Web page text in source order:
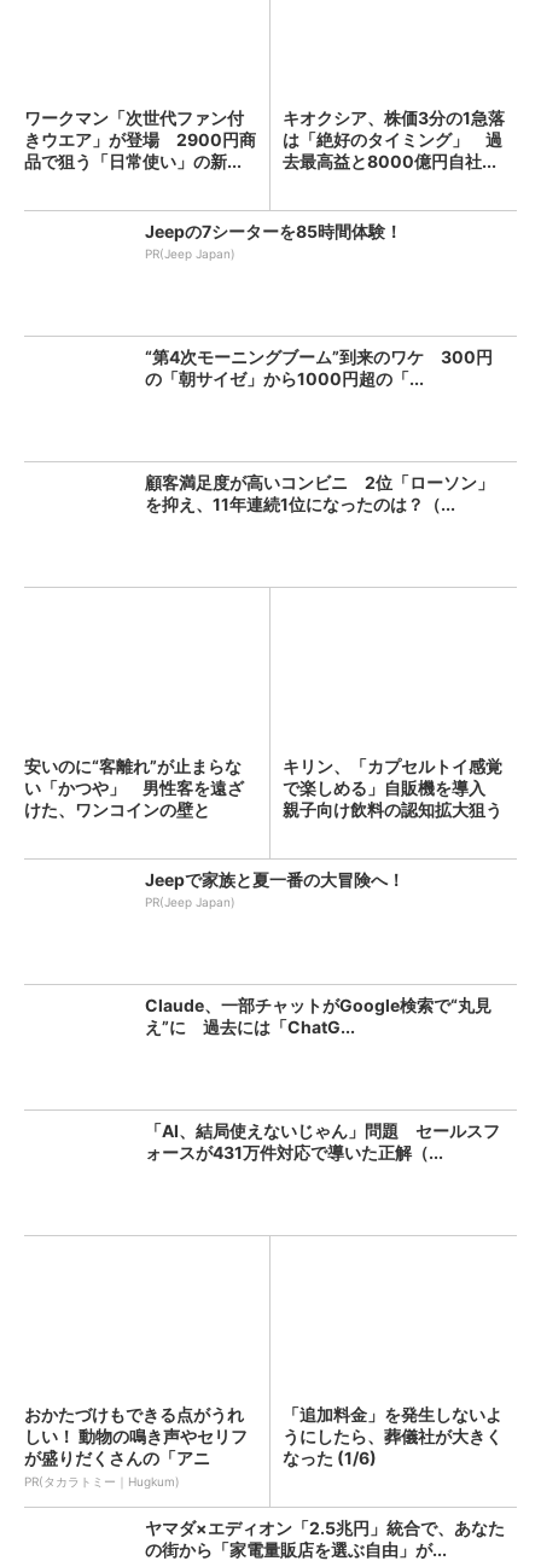
ワークマン「次世代ファン付
きウエア」が登場 2900円商
品で狙う「日常使い」の新...
キオクシア、株価3分の1急落
は「絶好のタイミング」 過
去最高益と8000億円自社...
Jeepの7シーターを85時間体験！
PR(Jeep Japan)
“第4次モーニングブーム”到来のワケ 300円
の「朝サイゼ」から1000円超の「...
顧客満足度が高いコンビニ 2位「ローソン」
を抑え、11年連続1位になったのは？（...
安いのに“客離れ”が止まらな
い「かつや」 男性客を遠ざ
けた、ワンコインの壁と
キリン、「カプセルトイ感覚
で楽しめる」自販機を導入
親子向け飲料の認知拡大狙う
Jeepで家族と夏一番の大冒険へ！
PR(Jeep Japan)
Claude、一部チャットがGoogle検索で“丸見
え”に 過去には「ChatG...
「AI、結局使えないじゃん」問題 セールスフ
ォースが431万件対応で導いた正解（...
おかたづけもできる点がうれ
しい！ 動物の鳴き声やセリフ
が盛りだくさんの「アニ
ア ...
PR(タカラトミー｜Hugkum)
「追加料金」を発生しないよ
うにしたら、葬儀社が大きく
なった (1/6)
ヤマダ×エディオン「2.5兆円」統合で、あなた
の街から「家電量販店を選ぶ自由」が...